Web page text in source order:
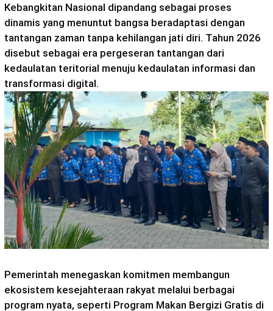
Kebangkitan Nasional dipandang sebagai proses
dinamis yang menuntut bangsa beradaptasi dengan
tantangan zaman tanpa kehilangan jati diri. Tahun 2026
disebut sebagai era pergeseran tantangan dari
kedaulatan teritorial menuju kedaulatan informasi dan
transformasi digital.
Pemerintah menegaskan komitmen membangun
ekosistem kesejahteraan rakyat melalui berbagai
program nyata, seperti Program Makan Bergizi Gratis di